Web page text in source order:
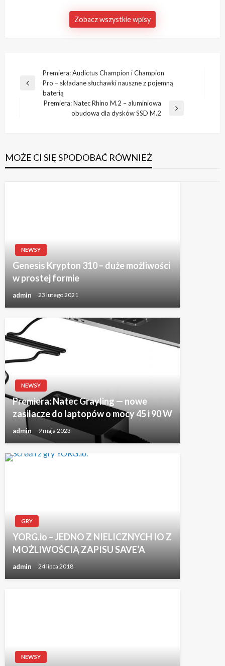
Zobacz wszystkie wpisy
Nawigacja
wpisu
Poprzedni
Premiera: Audictus Champion i Champion
Pro – składane słuchawki nauszne z pojemną
baterią
Premiera: Natec Rhino M.2 – aluminiowa
obudowa dla dysków SSD M.2
MOŻE CI SIĘ SPODOBAĆ RÓWNIEŻ
NEWSY
Genesis Krypton 310 – duże możliwości
w prostej formie
admin 23 lutego 2021
NEWSY
Premiera: Natec Grayling — nowe
zasilacze do laptopów o mocy 45 i 90 W
admin 9 maja 2023
GRY
YORG.io – JEDNO Z NIELICZNYCH IO Z
MOŻLIWOŚCIĄ ZAPISU SAVE’A
admin 24 lipca 2018
NEWSY